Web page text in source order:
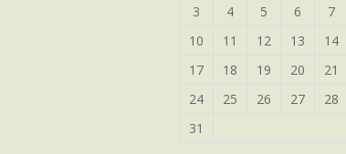
3
4 5 6 7
10
11 12 13 14
17
18 19 20 21
24
25 26 27 28
31